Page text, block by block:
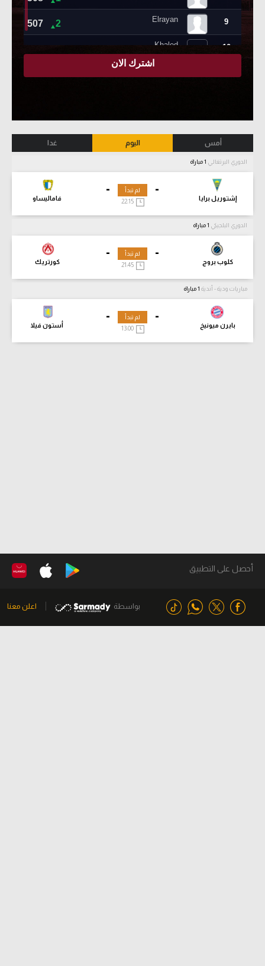
أمس اليوم غدا
الدوري البرتغالي
-
إشتوريل برايا
-
فاماليساو
لم تبدأ
22:15
الدوري البلجيكي
-
كلوب بروج
-
كورتريك
لم تبدأ
21:45
مباريات ودية - أندية
-
بايرن ميونيخ
-
أستون فيلا
لم تبدأ
13:00
أحصل على التطبيق
بواسطة اعلن معنا